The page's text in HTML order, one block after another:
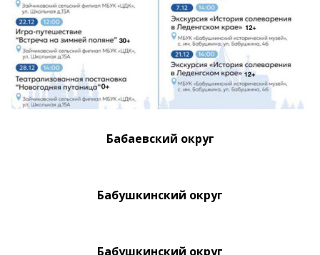
Бабаевский округ
Бабушкинский округ
Бабушкинский округ